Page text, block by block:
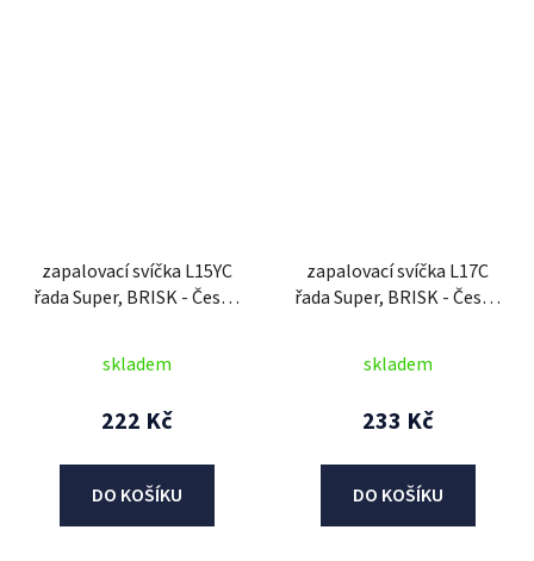
zapalovací svíčka L15YC
řada Super, BRISK - Česká
skladem
222 Kč
DO KOŠÍKU
zapalovací svíčka L17C
řada Super, BRISK - Česká
skladem
233 Kč
DO KOŠÍKU